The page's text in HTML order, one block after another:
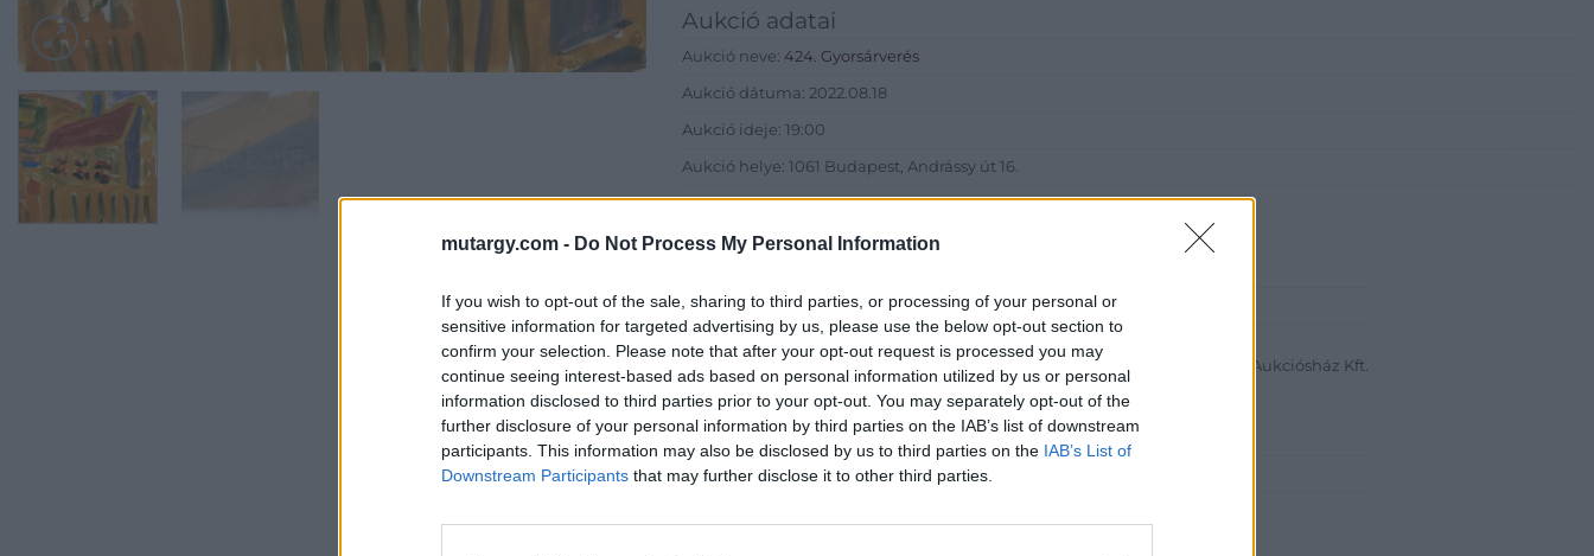
mutargy.com - Do Not Process My Personal Information
If you wish to opt-out of the sale, sharing to third parties, or processing of your personal or
sensitive information for targeted advertising by us, please use the below opt-out section to
confirm your selection. Please note that after your opt-out request is processed you may
continue seeing interest-based ads based on personal information utilized by us or personal
information disclosed to third parties prior to your opt-out. You may separately opt-out of the
further disclosure of your personal information by third parties on the IAB’s list of downstream
participants. This information may also be disclosed by us to third parties on the IAB’s List of
Downstream Participants that may further disclose it to other third parties.
Aukció adatai
Aukció neve: 424. Gyorsárverés
Aukció dátuma: 2022.08.18
Aukció ideje: 19:00
Aukció helye: 1061 Budapest, Andrássy út 16.
Tételszám: 10036
Eladó: Darabanth Kft
Cím: Csonka Krisztián
Darabanth Bélyegkereskedelmi és Aukciósház Kft.
Budapest
Andrássy út 16.
1061
Telefon: 317-4757, 266-4154, 318-4035